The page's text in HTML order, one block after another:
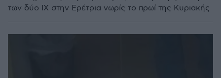
των δύο ΙΧ στην Ερέτρια νωρίς το πρωί της Κυριακής